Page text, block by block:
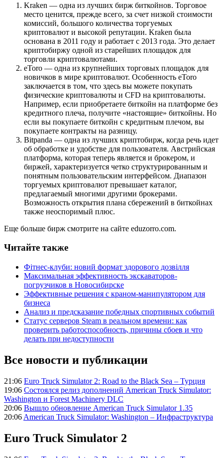
Kraken — одна из лучших бирж биткойнов. Торговое
место ценится, прежде всего, за счет низкой стоимости
комиссий, большого количества торгуемых
криптовалют и высокой репутации. Kraken была
основана в 2011 году и работает с 2013 года. Это делает
криптобиржу одной из старейших площадок для
торговли криптовалютами.
eToro — одна из крупнейших торговых площадок для
новичков в мире криптовалют. Особенность eToro
заключается в том, что здесь вы можете покупать
физические криптовалюты и CFD на криптовалюты.
Например, если приобретаете биткойн на платформе без
кредитного плеча, получите «настоящие» биткойны. Но
если вы покупаете биткойн с кредитным плечом, вы
покупаете контракты на разницу.
Bitpanda — одна из лучших криптобирж, когда речь идет
об обработке и удобстве для пользователя. Австрийская
платформа, которая теперь является и брокером, и
биржей, характеризуется четко структурированным и
понятным пользовательским интерфейсом. Диапазон
торгуемых криптовалют превышает каталог,
предлагаемый многими другими брокерами.
Возможность открытия плана сбережений в биткойнах
также неоспоримый плюс.
Еще больше бирж смотрите на сайте eduzorro.com.
Читайте также
Фітнес-клуби: новий формат здорового дозвілля
Максимальная эффективность экскаваторов-
погрузчиков в Новосибирске
Эффективные решения с краном-манипулятором для
бизнеса
Анализ и предсказание победных спортивных событий
Статус серверов Steam в реальном времени: как
проверить работоспособность, причины сбоев и что
делать при недоступности
Все новости и публикации
21:06 Euro Truck Simulator 2: Road to the Black Sea – Турция
19:06 Состоялся релиз дополнений American Truck Simulator:
Washington и Forest Machinery DLC
20:06 Вышло обновление American Truck Simulator 1.35
20:06 American Truck Simulator: Washington – Инфраструктура
Euro Truck Simulator 2